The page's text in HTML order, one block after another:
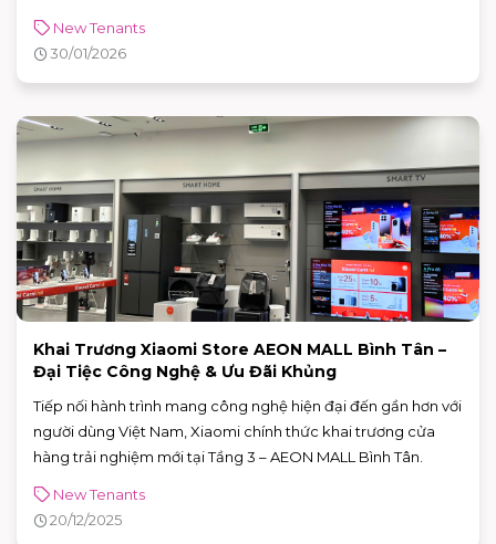
New Tenants
30/01/2026
Khai Trương Xiaomi Store AEON MALL Bình Tân –
Đại Tiệc Công Nghệ & Ưu Đãi Khủng
Tiếp nối hành trình mang công nghệ hiện đại đến gần hơn với
người dùng Việt Nam, Xiaomi chính thức khai trương cửa
hàng trải nghiệm mới tại Tầng 3 – AEON MALL Bình Tân.
New Tenants
20/12/2025